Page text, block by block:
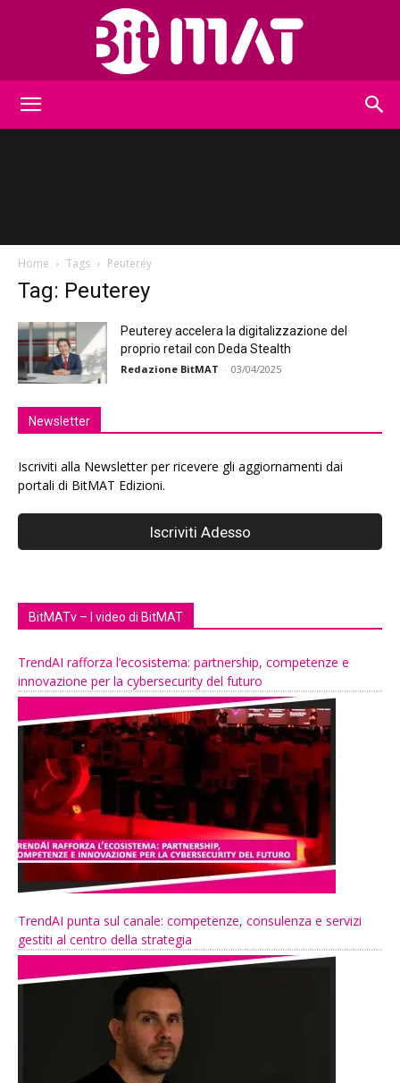
Home Tags Peuterey
Tag: Peuterey
Peuterey accelera la digitalizzazione del
proprio retail con Deda Stealth
Redazione BitMAT - 03/04/2025
Newsletter
Iscriviti alla Newsletter per ricevere gli aggiornamenti dai
portali di BitMAT Edizioni.
BitMATv – I video di BitMAT
TrendAI rafforza l’ecosistema: partnership, competenze e
innovazione per la cybersecurity del futuro
TrendAI punta sul canale: competenze, consulenza e servizi
gestiti al centro della strategia